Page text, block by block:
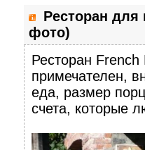
Ресторан
фото)
Ресторан
примечателен,
еда, размер
счета, которые